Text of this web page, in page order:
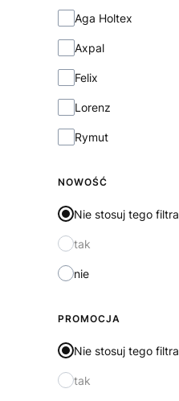
Marka
Aga Holtex
Axpal
Felix
Lorenz
Rymut
NOWOŚĆ
Nie stosuj tego filtra
tak
nie
PROMOCJA
Nie stosuj tego filtra
tak